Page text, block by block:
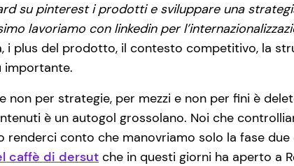
su pinterest i prodotti e sviluppare una
lavoriamo con linkedin per
i plus del prodotto, il contesto competitivo, la
importante.
non per strategie, per mezzi e non per fini è
è un autogol grossolano. Noi che
renderci conto che manovriamo solo la fase
caffè di dersut che in questi giorni ha aperto a